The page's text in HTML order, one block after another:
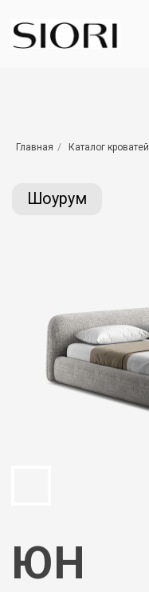
Главная / Каталог кроватей
Спальное место:
Шоурум